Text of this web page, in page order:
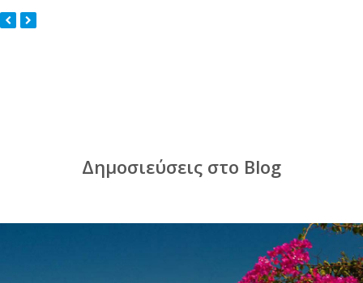
Δημοσιεύσεις στο Blog